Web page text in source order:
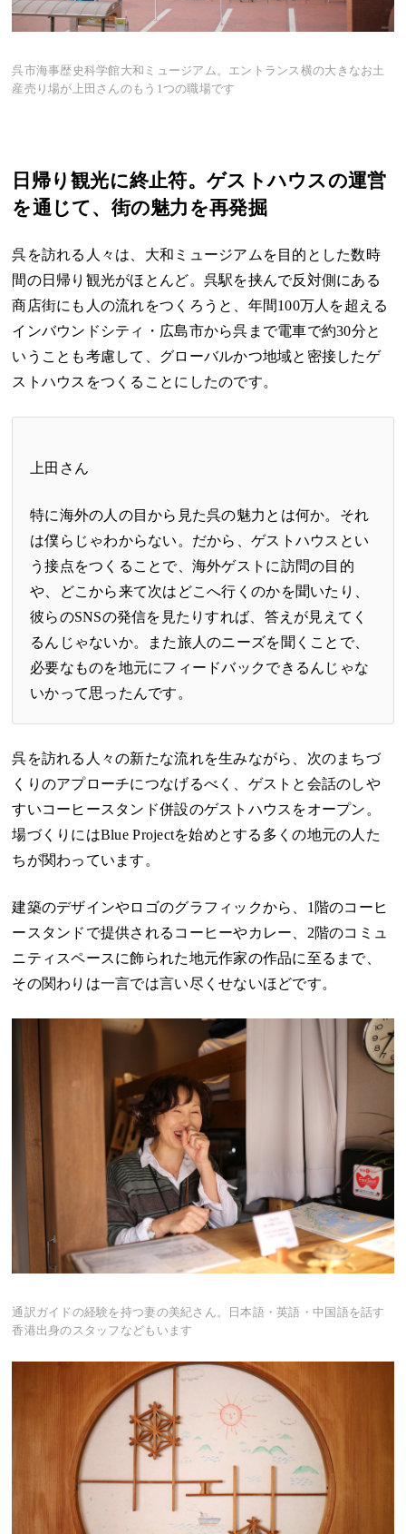
呉市海事歴史科学館大和ミュージアム。エントランス横の大きなお土
産売り場が上田さんのもう1つの職場です
日帰り観光に終止符。ゲストハウスの運営
を通じて、街の魅力を再発掘
呉を訪れる人々は、大和ミュージアムを目的とした数時
間の日帰り観光がほとんど。呉駅を挟んで反対側にある
商店街にも人の流れをつくろうと、年間100万人を超える
インバウンドシティ・広島市から呉まで電車で約30分と
いうことも考慮して、グローバルかつ地域と密接したゲ
ストハウスをつくることにしたのです。
上田さん
特に海外の人の目から見た呉の魅力とは何か。それ
は僕らじゃわからない。だから、ゲストハウスとい
う接点をつくることで、海外ゲストに訪問の目的
や、どこから来て次はどこへ行くのかを聞いたり、
彼らのSNSの発信を見たりすれば、答えが見えてく
るんじゃないか。また旅人のニーズを聞くことで、
必要なものを地元にフィードバックできるんじゃな
いかって思ったんです。
呉を訪れる人々の新たな流れを生みながら、次のまちづ
くりのアプローチにつなげるべく、ゲストと会話のしや
すいコーヒースタンド併設のゲストハウスをオープン。
場づくりにはBlue Projectを始めとする多くの地元の人た
ちが関わっています。
建築のデザインやロゴのグラフィックから、1階のコーヒ
ースタンドで提供されるコーヒーやカレー、2階のコミュ
ニティスペースに飾られた地元作家の作品に至るまで、
その関わりは一言では言い尽くせないほどです。
通訳ガイドの経験を持つ妻の美紀さん。日本語・英語・中国語を話す
香港出身のスタッフなどもいます